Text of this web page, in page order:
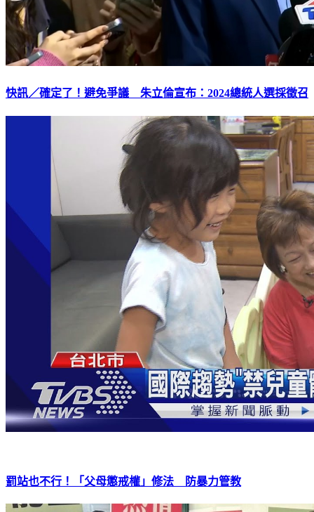
快訊／確定了！避免爭議 朱立倫宣布：2024總統人選採徵召
罰站也不行！「父母懲戒權」修法 防暴力管教